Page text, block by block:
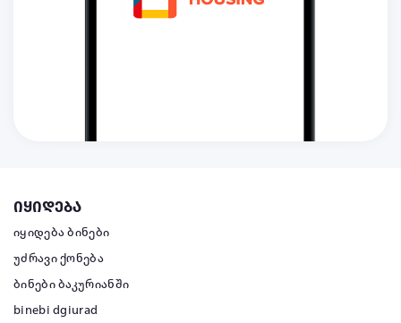
იყიდება
იყიდება ბინები
უძრავი ქონება
ბინები ბაკურიანში
binebi dgiurad